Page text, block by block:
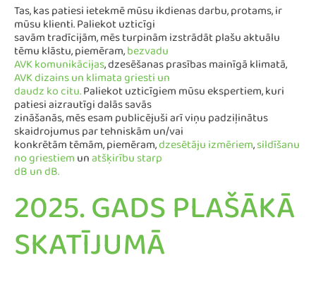
Tas, kas patiesi ietekmē mūsu ikdienas darbu, protams, ir
mūsu klienti. Paliekot uzticīgi
savām tradīcijām, mēs turpinām izstrādāt plašu aktuālu
tēmu klāstu, piemēram,bezvadu
AVK komunikācijas, dzesēšanas prasības mainīgā klimatā,
AVK dizains un klimata griesti un
daudz ko citu.Paliekot uzticīgiem mūsu ekspertiem, kuri
patiesi aizrautīgi dalās savās
zināšanās, mēs esam publicējuši arī viņu padziļinātus
skaidrojumus par tehniskām un/vai
konkrētām tēmām, piemēram,dzesētāju izmēriem,sildīšanu
no griestiemunatšķirību starp
dB un dB.
2025. GADS PLAŠĀKĀ
SKATĪJUMĀ